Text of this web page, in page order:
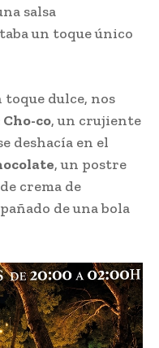
salsa
un toque único
dulce, nos
co, un crujiente
deshacía en el
, un postre
crema de
de una bola